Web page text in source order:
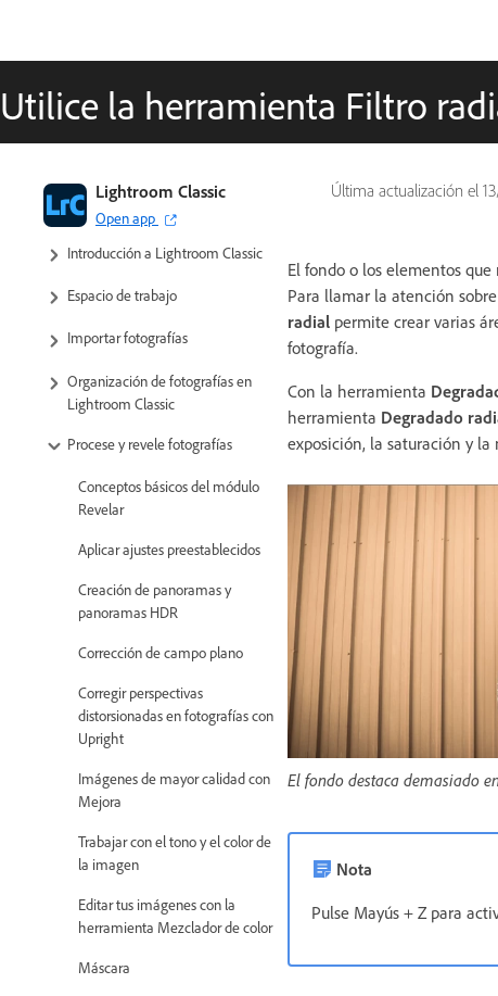
Utilice la herramienta Filtro
Última actualización el
Lightroom Classic
Open app
Guía del usuario de Lightroom
Classic
Introducción a Lightroom Classic
Espacio de trabajo
Importar fotografías
Organización de fotografías en
Lightroom Classic
Procese y revele fotografías
Conceptos básicos del módulo
Revelar
Aplicar ajustes preestablecidos
Creación de panoramas y
panoramas HDR
Corrección de campo plano
Corregir perspectivas
distorsionadas en fotografías con
Upright
Imágenes de mayor calidad con
Mejora
Trabajar con el tono y el color de
la imagen
Editar tus imágenes con la
herramienta Mezclador de color
Máscara
El fondo o los elementos
Para llamar la atención
radial permite crear varias
fotografía.
Con la herramienta
herramienta Degradado
exposición, la saturación y
El fondo destaca demasiado
Nota
Pulse Mayús + Z para